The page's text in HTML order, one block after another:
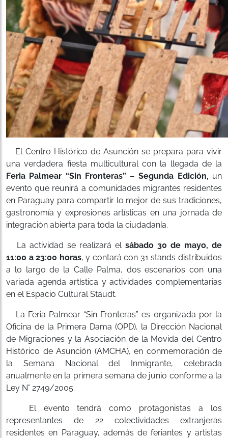
El Centro Histórico de Asunción se prepara para vivir
una verdadera fiesta multicultural con la llegada de la
Feria Palmear “Sin Fronteras” – Segunda Edición, un
evento que reunirá a comunidades migrantes residentes
en Paraguay para compartir lo mejor de sus tradiciones,
gastronomía y expresiones artísticas en una jornada de
integración abierta para toda la ciudadanía.
La actividad se realizará el sábado 30 de mayo, de
11:00 a 23:00 horas, y contará con 31 stands distribuidos
a lo largo de la Calle Palma, dos escenarios con una
variada agenda artística y actividades complementarias
en el Espacio Cultural Staudt.
La Feria Palmear “Sin Fronteras” es organizada por la
Oficina de la Primera Dama (OPD), la Dirección Nacional
de Migraciones y la Asociación de la Movida del Centro
Histórico de Asunción (AMCHA), en conmemoración de
la Semana Nacional del Inmigrante, celebrada
anualmente en la primera semana de junio conforme a la
Ley N° 2749/2005.
El evento tendrá como protagonistas a los
representantes de 22 colectividades extranjeras
residentes en Paraguay, además de feriantes y artistas